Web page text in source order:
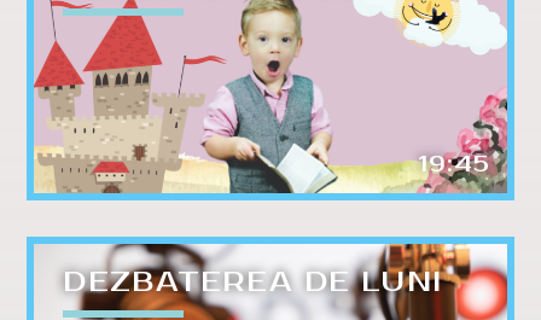
19:45
DEZBATEREA DE LUNI